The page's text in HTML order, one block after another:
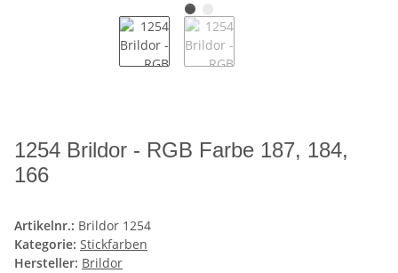
1254 Brildor - RGB Farbe 187, 184,
166
Artikelnr.: Brildor 1254
Kategorie: Stickfarben
Hersteller: Brildor